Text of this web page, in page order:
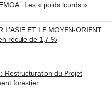
: Les « poids lourds »
L’ASIE ET LE MOYEN-ORIENT :
recule de 1,7 %
: Restructuration du Projet
forestier